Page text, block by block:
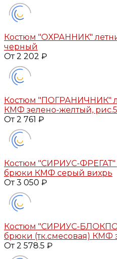
Костюм "ОХРАННИК"
черный
От 2 202 ₽
Костюм "ПОГРАНИЧНИК"
КМФ зелено-желтый,
От 2 761 ₽
Костюм "СИРИУС-ФРЕГАТ"
брюки КМФ серый вихрь
От 3 050 ₽
Костюм "СИРИУС-
брюки (тк.смесовая) КМФ
От 2 578.5 ₽